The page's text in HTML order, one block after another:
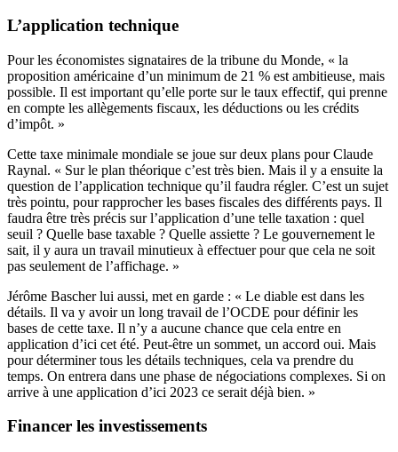
L’application technique
Pour les économistes signataires de la tribune du Monde, « la
proposition américaine d’un minimum de 21 % est ambitieuse, mais
possible. Il est important qu’elle porte sur le taux effectif, qui prenne
en compte les allègements fiscaux, les déductions ou les crédits
d’impôt. »
Cette taxe minimale mondiale se joue sur deux plans pour Claude
Raynal. « Sur le plan théorique c’est très bien. Mais il y a ensuite la
question de l’application technique qu’il faudra régler. C’est un sujet
très pointu, pour rapprocher les bases fiscales des différents pays. Il
faudra être très précis sur l’application d’une telle taxation : quel
seuil ? Quelle base taxable ? Quelle assiette ? Le gouvernement le
sait, il y aura un travail minutieux à effectuer pour que cela ne soit
pas seulement de l’affichage. »
Jérôme Bascher lui aussi, met en garde : « Le diable est dans les
détails. Il va y avoir un long travail de l’OCDE pour définir les
bases de cette taxe. Il n’y a aucune chance que cela entre en
application d’ici cet été. Peut-être un sommet, un accord oui. Mais
pour déterminer tous les détails techniques, cela va prendre du
temps. On entrera dans une phase de négociations complexes. Si on
arrive à une application d’ici 2023 ce serait déjà bien. »
Financer les investissements